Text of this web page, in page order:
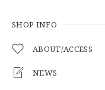
SHOP INFO
ABOUT/ACCESS
NEWS